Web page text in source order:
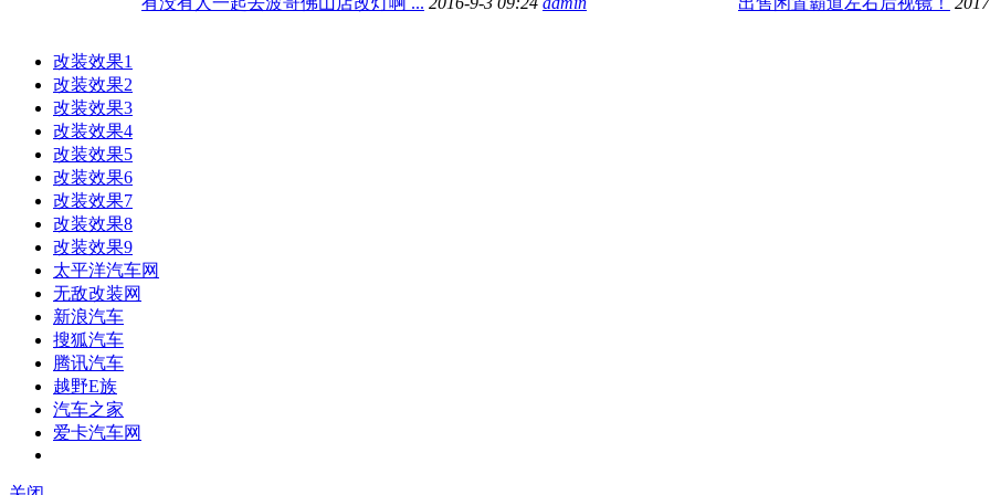
改装效果1
改装效果2
改装效果3
改装效果4
改装效果5
改装效果6
改装效果7
改装效果8
改装效果9
太平洋汽车网
无敌改装网
新浪汽车
搜狐汽车
腾讯汽车
越野E族
汽车之家
爱卡汽车网